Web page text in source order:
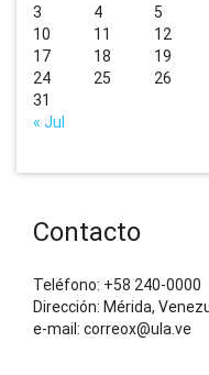
« Jul
3
4 5
10
11 12
17
18 19
24
25 26
31
Contacto
Teléfono: +58 240-0000
Dirección: Mérida,
e-mail: correox@ula.ve